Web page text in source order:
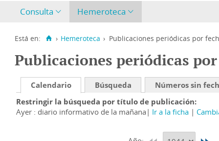
Consulta Hemeroteca
Está en: › Hemeroteca › Publicaciones periódicas por
Publicaciones periódicas
Calendario Búsqueda
Números sin
Restringir la búsqueda por título de publicación
Ayer : diario informativo de la mañana
Ir a la ficha